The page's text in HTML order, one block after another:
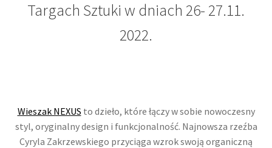
Targach Sztuki w dniach 26- 27.11.
2022.
Wieszak NEXUS to dzieło, które łączy w sobie nowoczesny
styl, oryginalny design i funkcjonalność. Najnowsza rzeźba
Cyryla Zakrzewskiego przyciąga wzrok swoją organiczną